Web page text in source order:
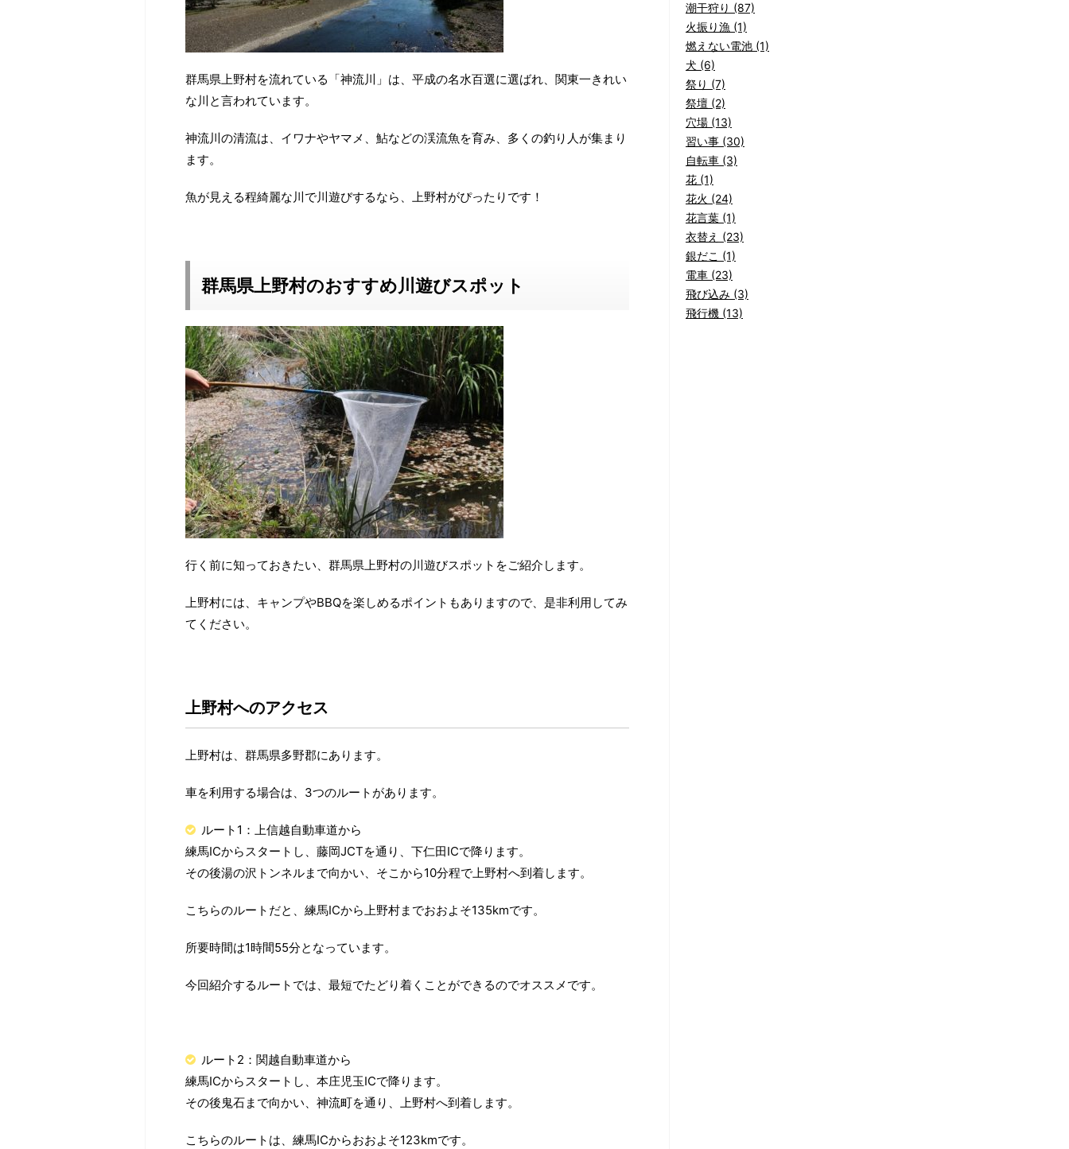
群馬県上野村を流れている「神流川」は、平成の名水百選に選ばれ、関東一きれい
な川と言われています。
神流川の清流は、イワナやヤマメ、鮎などの渓流魚を育み、多くの釣り人が集まり
ます。
魚が見える程綺麗な川で川遊びするなら、上野村がぴったりです！
群馬県上野村のおすすめ川遊びスポット
行く前に知っておきたい、群馬県上野村の川遊びスポットをご紹介します。
上野村には、キャンプやBBQを楽しめるポイントもありますので、是非利用してみ
てください。
上野村へのアクセス
上野村は、群馬県多野郡にあります。
車を利用する場合は、3つのルートがあります。
ルート1：上信越自動車道から
練馬ICからスタートし、藤岡JCTを通り、下仁田ICで降ります。
その後湯の沢トンネルまで向かい、そこから10分程で上野村へ到着します。
こちらのルートだと、練馬ICから上野村までおおよそ135kmです。
所要時間は1時間55分となっています。
今回紹介するルートでは、最短でたどり着くことができるのでオススメです。
ルート2：関越自動車道から
練馬ICからスタートし、本庄児玉ICで降ります。
その後鬼石まで向かい、神流町を通り、上野村へ到着します。
こちらのルートは、練馬ICからおおよそ123kmです。
潮干狩り (87)
火振り漁 (1)
燃えない電池 (1)
犬 (6)
祭り (7)
祭壇 (2)
穴場 (13)
習い事 (30)
自転車 (3)
花 (1)
花火 (24)
花言葉 (1)
衣替え (23)
銀だこ (1)
電車 (23)
飛び込み (3)
飛行機 (13)